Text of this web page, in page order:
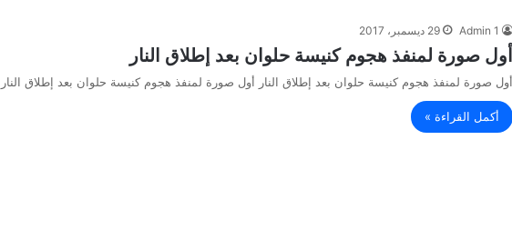
Admin 1 29 ديسمبر، 2017
أول صورة لمنفذ هجوم كنيسة حلوان بعد إطلاق النار
أول صورة لمنفذ هجوم كنيسة حلوان بعد إطلاق النار أول صورة لمنفذ هجوم كنيسة حلوان بعد إطلاق النار
أكمل القراءة »